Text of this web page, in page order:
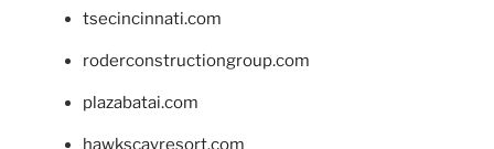
tsecincinnati.com
roderconstructiongroup.com
plazabatai.com
hawkscayresort.com